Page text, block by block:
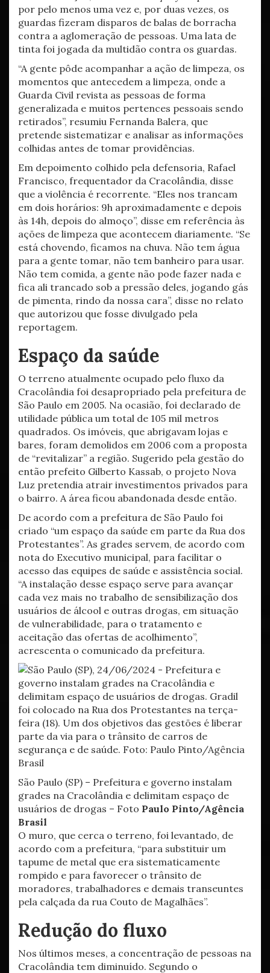
por pelo menos uma vez e, por duas vezes, os
guardas fizeram disparos de balas de borracha
contra a aglomeração de pessoas. Uma lata de
tinta foi jogada da multidão contra os guardas.
“A gente pôde acompanhar a ação de limpeza, os
momentos que antecedem a limpeza, onde a
Guarda Civil revista as pessoas de forma
generalizada e muitos pertences pessoais sendo
retirados”, resumiu Fernanda Balera, que
pretende sistematizar e analisar as informações
colhidas antes de tomar providências.
Em depoimento colhido pela defensoria, Rafael
Francisco, frequentador da Cracolândia, disse
que a violência é recorrente. “Eles nos trancam
em dois horários: 9h aproximadamente e depois
às 14h, depois do almoço”, disse em referência às
ações de limpeza que acontecem diariamente. “Se
está chovendo, ficamos na chuva. Não tem água
para a gente tomar, não tem banheiro para usar.
Não tem comida, a gente não pode fazer nada e
fica ali trancado sob a pressão deles, jogando gás
de pimenta, rindo da nossa cara”, disse no relato
que autorizou que fosse divulgado pela
reportagem.
Espaço da saúde
O terreno atualmente ocupado pelo fluxo da
Cracolândia foi desapropriado pela prefeitura de
São Paulo em 2005. Na ocasião, foi declarado de
utilidade pública um total de 105 mil metros
quadrados. Os imóveis, que abrigavam lojas e
bares, foram demolidos em 2006 com a proposta
de “revitalizar” a região. Sugerido pela gestão do
então prefeito Gilberto Kassab, o projeto Nova
Luz pretendia atrair investimentos privados para
o bairro. A área ficou abandonada desde então.
De acordo com a prefeitura de São Paulo foi
criado “um espaço da saúde em parte da Rua dos
Protestantes”. As grades servem, de acordo com
nota do Executivo municipal, para facilitar o
acesso das equipes de saúde e assistência social.
“A instalação desse espaço serve para avançar
cada vez mais no trabalho de sensibilização dos
usuários de álcool e outras drogas, em situação
de vulnerabilidade, para o tratamento e
aceitação das ofertas de acolhimento”,
acrescenta o comunicado da prefeitura.
São Paulo (SP) – Prefeitura e governo instalam
grades na Cracolândia e delimitam espaço de
usuários de drogas – Foto Paulo Pinto/Agência
Brasil
O muro, que cerca o terreno, foi levantado, de
acordo com a prefeitura, “para substituir um
tapume de metal que era sistematicamente
rompido e para favorecer o trânsito de
moradores, trabalhadores e demais transeuntes
pela calçada da rua Couto de Magalhães”.
Redução do fluxo
Nos últimos meses, a concentração de pessoas na
Cracolândia tem diminuído. Segundo o